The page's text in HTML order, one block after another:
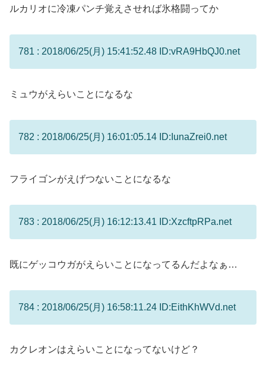
ルカリオに冷凍パンチ覚えさせれば氷格闘ってか
781 : 2018/06/25(月) 15:41:52.48 ID:vRA9HbQJ0.net
ミュウがえらいことになるな
782 : 2018/06/25(月) 16:01:05.14 ID:IunaZrei0.net
フライゴンがえげつないことになるな
783 : 2018/06/25(月) 16:12:13.41 ID:XzcftpRPa.net
既にゲッコウガがえらいことになってるんだよなぁ…
784 : 2018/06/25(月) 16:58:11.24 ID:EithKhWVd.net
カクレオンはえらいことになってないけど？